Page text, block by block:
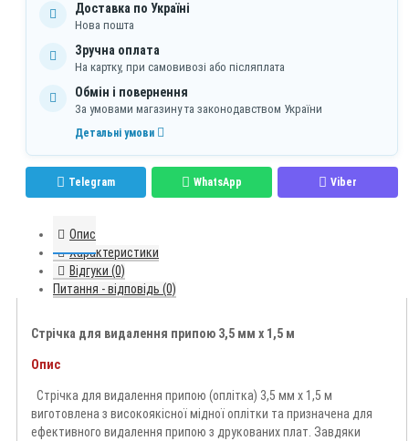
Доставка по Україні
Нова пошта
Зручна оплата
На картку, при самовивозі або післяплата
Обмін і повернення
За умовами магазину та законодавством України
Детальні умови
Telegram WhatsApp Viber
Опис
Характеристики
Відгуки (0)
Питання - відповідь (0)
Стрічка для видалення припою 3,5 мм x 1,5 м
Опис
Стрічка для видалення припою (оплітка) 3,5 мм x 1,5 м
виготовлена з високоякісної мідної оплітки та призначена для
ефективного видалення припою з друкованих плат. Завдяки